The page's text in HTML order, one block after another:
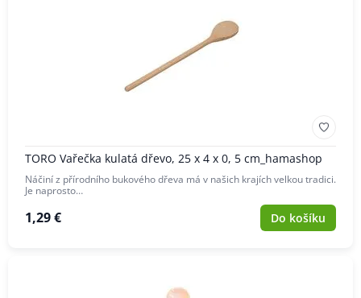
TORO Vařečka kulatá dřevo, 25 x 4 x 0, 5 cm_hamashop
Náčiní z přírodního bukového dřeva má v našich krajích velkou tradici.
Je naprosto…
1,29 € Do košíku